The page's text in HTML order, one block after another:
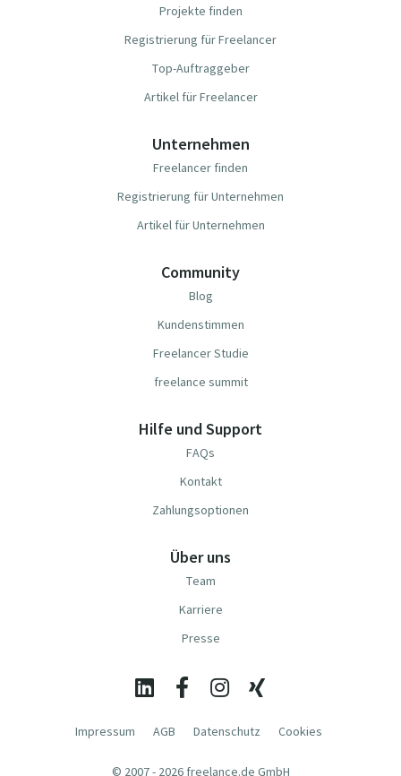
Projekte finden
Registrierung für Freelancer
Top-Auftraggeber
Artikel für Freelancer
Unternehmen
Freelancer finden
Registrierung für Unternehmen
Artikel für Unternehmen
Community
Blog
Kundenstimmen
Freelancer Studie
freelance summit
Hilfe und Support
FAQs
Kontakt
Zahlungsoptionen
Über uns
Team
Karriere
Presse
Impressum AGB Datenschutz Cookies
© 2007 - 2026 freelance.de GmbH